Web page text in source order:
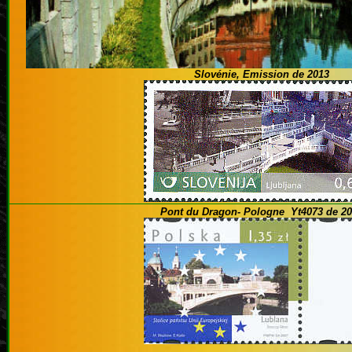
Slovénie, Emission de 2013
Pont du Dragon- Pologne Yt4073 de